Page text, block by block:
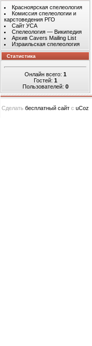
Красноярская спелеология
Комиссия спелеологии и
карстоведения РГО
Сайт УСА
Спелеология — Википедия
Архив Cavers Mailing List
Израильская спелеология
Статистика
Онлайн всего: 1
Гостей: 1
Пользователей: 0
Сделать бесплатный сайт с uCoz